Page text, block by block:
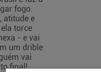
fogo.
atitude e
torce
- e vai
um drible
vai
final!